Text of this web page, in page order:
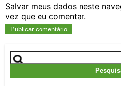
Salvar meus dados neste
vez que eu comentar.
Pesquisar
por: